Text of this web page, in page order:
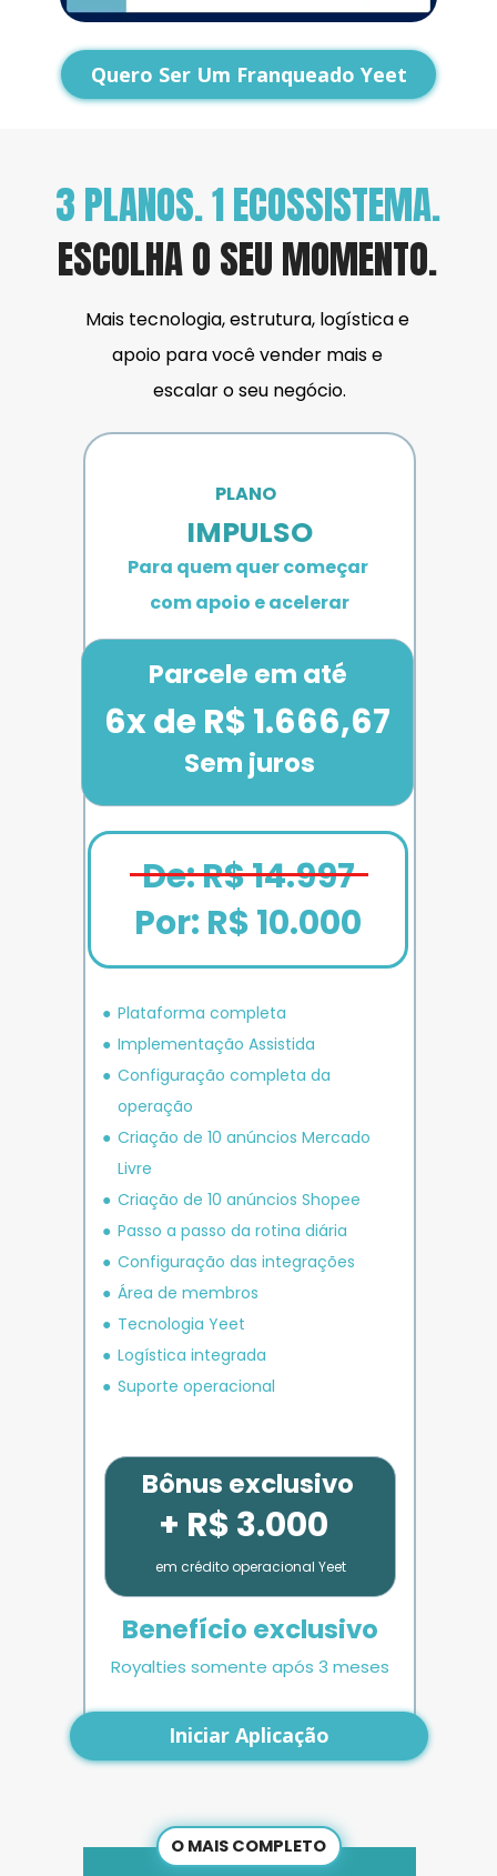
Quero Ser Um Franqueado Yeet
3 PLANOS. 1 ECOSSISTEMA.
ESCOLHA O SEU MOMENTO.
Mais tecnologia, estrutura, logística e
apoio para você vender mais e
escalar o seu negócio.
O MAIS COMPLETO
Parcele em até
Plataforma completa
Implementação Assistida
Configuração completa da
operação
Criação de 10 anúncios Mercado
Livre
Criação de 10 anúncios Shopee
Passo a passo da rotina diária
Configuração das integrações
Área de membros
Tecnologia Yeet
Logística integrada
Suporte operacional
Iniciar Aplicação
6x de R$ 1.666,67
Sem juros
PLANO
IMPULSO
Para quem quer começar
com apoio e acelerar
De: R$ 14.997
Por: R$ 10.000
Bônus exclusivo
+ R$ 3.000
em crédito operacional Yeet
Benefício exclusivo
Royalties somente após 3 meses